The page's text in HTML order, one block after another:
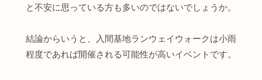
と不安に思っている方も多いのではないでしょうか。
結論からいうと、入間基地ランウェイウォークは小雨
程度であれば開催される可能性が高いイベントです。